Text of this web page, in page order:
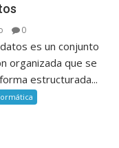
0
es un conjunto
organizada que se
estructurada...